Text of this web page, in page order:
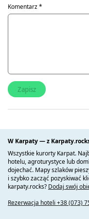
Komentarz*
W Karpaty — z
Wszystkie kurorty Karpat.
hotelu, agroturystyce lub
dojechać. Mapy szlaków
i szybko zacząć pozyskiwać
karpaty.rocks? Dodaj swój
Rezerwacja hoteli +38 (073)